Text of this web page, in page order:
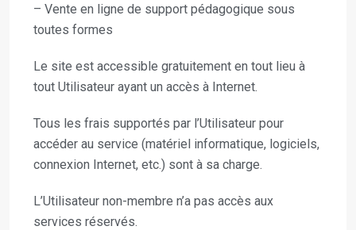
– Vente en ligne de support pédagogique sous
toutes formes
Le site est accessible gratuitement en tout lieu à
tout Utilisateur ayant un accès à Internet.
Tous les frais supportés par l’Utilisateur pour
accéder au service (matériel informatique, logiciels,
connexion Internet, etc.) sont à sa charge.
L’Utilisateur non-membre n’a pas accès aux
services réservés.